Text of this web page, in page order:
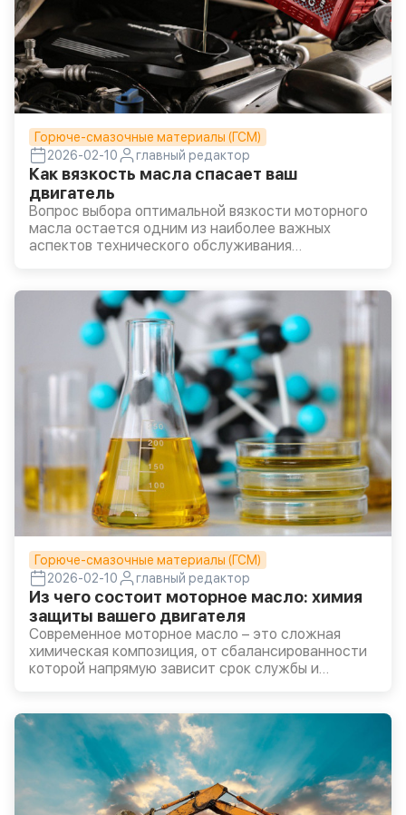
Горюче-смазочные материалы (ГСМ)
2026-02-10
главный редактор
Как вязкость масла спасает ваш
двигатель
Вопрос выбора оптимальной вязкости моторного
масла остается одним из наиболее важных
аспектов технического обслуживания
Горюче-смазочные материалы (ГСМ)
2026-02-10
главный редактор
Из чего состоит моторное масло: химия
защиты вашего двигателя
Современное моторное масло – это сложная
химическая композиция, от сбалансированности
которой напрямую зависит срок службы и